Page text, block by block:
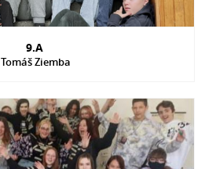
9.A
Tomáš Ziemba